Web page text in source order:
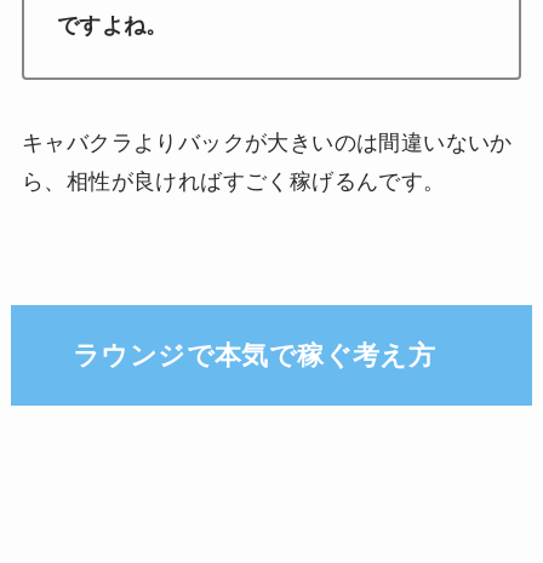
ですよね。
キャバクラよりバックが大きいのは間違いないか
ら、相性が良ければすごく稼げるんです。
ラウンジで本気で稼ぐ考え方